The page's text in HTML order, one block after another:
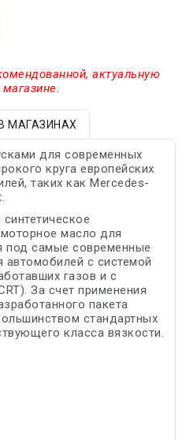
актуальную
МАГАЗИНАХ
для современных
круга европейских
таких как Mercedes-
масло для
под самые современные
с системой
газов и с
За счет применения
пакета
стандартных
класса вязкости.